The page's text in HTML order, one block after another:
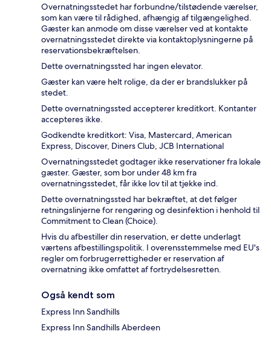
Overnatningsstedet har forbundne/tilstødende værelser,
som kan være til rådighed, afhængig af tilgængelighed.
Gæster kan anmode om disse værelser ved at kontakte
overnatningsstedet direkte via kontaktoplysningerne på
reservationsbekræftelsen.
Dette overnatningssted har ingen elevator.
Gæster kan være helt rolige, da der er brandslukker på
stedet.
Dette overnatningssted accepterer kreditkort. Kontanter
accepteres ikke.
Godkendte kreditkort: Visa, Mastercard, American
Express, Discover, Diners Club, JCB International
Overnatningsstedet godtager ikke reservationer fra lokale
gæster. Gæster, som bor under 48 km fra
overnatningsstedet, får ikke lov til at tjekke ind.
Dette overnatningssted har bekræftet, at det følger
retningslinjerne for rengøring og desinfektion i henhold til
Commitment to Clean (Choice).
Hvis du afbestiller din reservation, er dette underlagt
værtens afbestillingspolitik. I overensstemmelse med EU's
regler om forbrugerrettigheder er reservation af
overnatning ikke omfattet af fortrydelsesretten.
Også kendt som
Express Inn Sandhills
Express Inn Sandhills Aberdeen